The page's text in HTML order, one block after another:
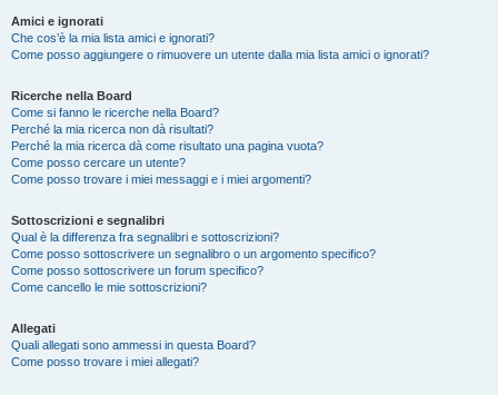
Amici e ignorati
Che cos’è la mia lista amici e ignorati?
Come posso aggiungere o rimuovere un utente dalla mia lista amici o ignorati?
Ricerche nella Board
Come si fanno le ricerche nella Board?
Perché la mia ricerca non dà risultati?
Perché la mia ricerca dà come risultato una pagina vuota?
Come posso cercare un utente?
Come posso trovare i miei messaggi e i miei argomenti?
Sottoscrizioni e segnalibri
Qual è la differenza fra segnalibri e sottoscrizioni?
Come posso sottoscrivere un segnalibro o un argomento specifico?
Come posso sottoscrivere un forum specifico?
Come cancello le mie sottoscrizioni?
Allegati
Quali allegati sono ammessi in questa Board?
Come posso trovare i miei allegati?